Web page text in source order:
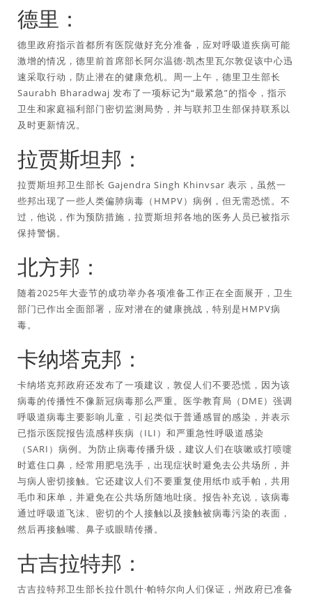
德里：
德里政府指示首都所有医院做好充分准备，应对呼吸道疾病可能
激增的情况，德里前首席部长阿尔温德·凯杰里瓦尔敦促该中心迅
速采取行动，防止潜在的健康危机。周一上午，德里卫生部长
Saurabh Bharadwaj 发布了一项标记为“最紧急”的指令，指示
卫生和家庭福利部门密切监测局势，并与联邦卫生部保持联系以
及时更新情况。
拉贾斯坦邦：
拉贾斯坦邦卫生部长 Gajendra Singh Khinvsar 表示，虽然一
些邦出现了一些人类偏肺病毒（HMPV）病例，但无需恐慌。不
过，他说，作为预防措施，拉贾斯坦邦各地的医务人员已被指示
保持警惕。
北方邦：
随着2025年大壶节的成功举办各项准备工作正在全面展开，卫生
部门已作出全面部署，应对潜在的健康挑战，特别是HMPV病
毒。
卡纳塔克邦：
卡纳塔克邦政府还发布了一项建议，敦促人们不要恐慌，因为该
病毒的传播性不像新冠病毒那么严重。医学教育局（DME）强调
呼吸道病毒主要影响儿童，引起类似于普通感冒的感染，并表示
已指示医院报告流感样疾病（ILI）和严重急性呼吸道感染
（SARI）病例。为防止病毒传播升级，建议人们在咳嗽或打喷嚏
时遮住口鼻，经常用肥皂洗手，出现症状时避免去公共场所，并
与病人密切接触。它还建议人们不要重复使用纸巾或手帕，共用
毛巾和床单，并避免在公共场所随地吐痰。报告补充说，该病毒
通过呼吸道飞沫、密切的个人接触以及接触被病毒污染的表面，
然后再接触嘴、鼻子或眼睛传播。
古吉拉特邦：
古吉拉特邦卫生部长拉什凯什·帕特尔向人们保证，州政府已准备